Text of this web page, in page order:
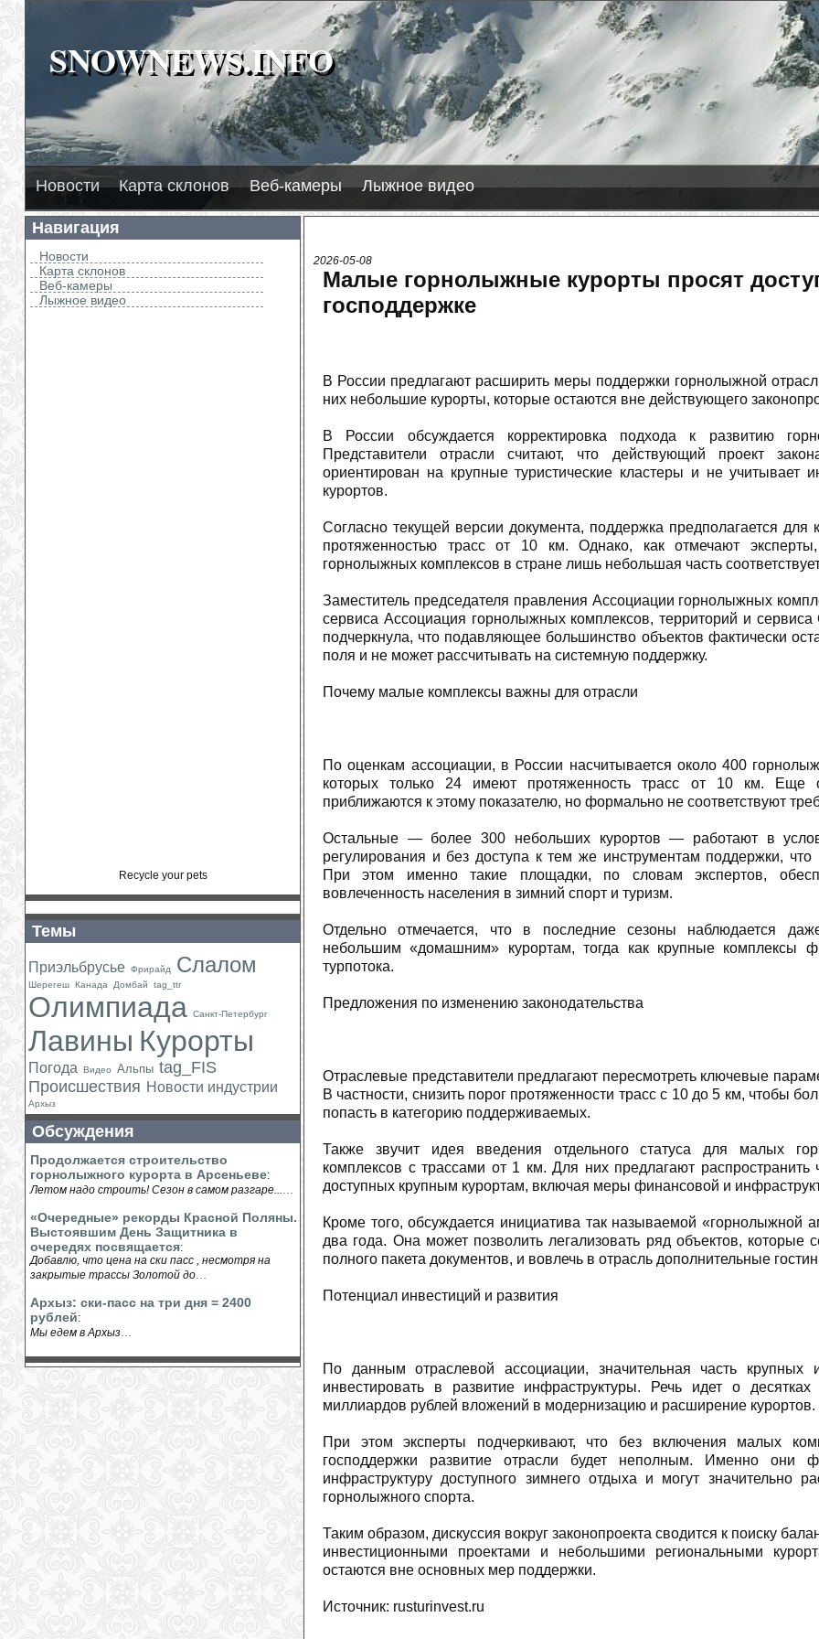
SNOWNEWS.INFO
SNOWNEWS.INFO
2026-08-08
Лас Леньяс+1 см снега
Новости Карта склонов Веб-камеры Лыжное видео
Навигация
Новости
Карта склонов
Веб-камеры
Лыжное видео
Recycle your pets
Темы
Приэльбрусье Фрирайд Слалом
Шерегеш Канада Домбай tag_ttr
Олимпиада Санкт-Петербург
Лавины Курорты
Погода Видео Альпы tag_FIS
Происшествия Новости индустрии
Архыз
Обсуждения
Продолжается строительство
горнолыжного курорта в Арсеньеве:
Летом надо строить! Сезон в самом разгаре...
«Очередные» рекорды Красной Поляны.
Выстоявшим День Защитника в
очередях посвящается:
Добавлю, что цена на ски пасс , несмотря на
закрытые трассы Золотой до
Архыз: ски-пасс на три дня = 2400
рублей:
Мы едем в Архыз
2026-05-08
Малые горнолыжные курорты просят
господдержке
В России предлагают расширить меры поддержки горнолыжной
них небольшие курорты, которые остаются вне действующего
В России обсуждается корректировка подхода к развитию
Представители отрасли считают, что действующий проект
ориентирован на крупные туристические кластеры и не учитывает
курортов.
Согласно текущей версии документа, поддержка предполагается для
протяженностью трасс от 10 км. Однако, как отмечают
горнолыжных комплексов в стране лишь небольшая часть
Заместитель председателя правления Ассоциации горнолыжных
сервиса Ассоциация горнолыжных комплексов, территорий и
подчеркнула, что подавляющее большинство объектов фактически
поля и не может рассчитывать на системную поддержку.
Почему малые комплексы важны для отрасли
По оценкам ассоциации, в России насчитывается около 400
которых только 24 имеют протяженность трасс от 10 км. Еще
приближаются к этому показателю, но формально не соответствуют
Остальные — более 300 небольших курортов — работают в
регулирования и без доступа к тем же инструментам поддержки,
При этом именно такие площадки, по словам экспертов,
вовлеченность населения в зимний спорт и туризм.
Отдельно отмечается, что в последние сезоны наблюдается
небольшим «домашним» курортам, тогда как крупные комплексы
турпотока.
Предложения по изменению законодательства
Отраслевые представители предлагают пересмотреть ключевые
В частности, снизить порог протяженности трасс с 10 до 5 км, чтобы
попасть в категорию поддерживаемых.
Также звучит идея введения отдельного статуса для малых
комплексов с трассами от 1 км. Для них предлагают распространить
доступных крупным курортам, включая меры финансовой и
Кроме того, обсуждается инициатива так называемой «горнолыжной
два года. Она может позволить легализовать ряд объектов, которые
полного пакета документов, и вовлечь в отрасль дополнительные
Потенциал инвестиций и развития
По данным отраслевой ассоциации, значительная часть крупных
инвестировать в развитие инфраструктуры. Речь идет о
миллиардов рублей вложений в модернизацию и расширение курортов.
При этом эксперты подчеркивают, что без включения малых
господдержки развитие отрасли будет неполным. Именно они
инфраструктуру доступного зимнего отдыха и могут значительно
горнолыжного спорта.
Таким образом, дискуссия вокруг законопроекта сводится к поиску
инвестиционными проектами и небольшими региональными
остаются вне основных мер поддержки.
Источник: rusturinvest.ru